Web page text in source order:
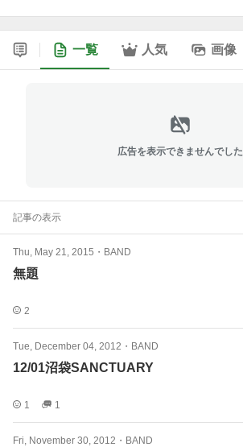
一覧 人気 画像
広告を表示できませんでした
記事の表示
Thu, May 21, 2015 ・ BAND
無題
2
Tue, December 04, 2012 ・ BAND
12/01沼袋SANCTUARY
1 1
Fri, November 30, 2012 ・ BAND